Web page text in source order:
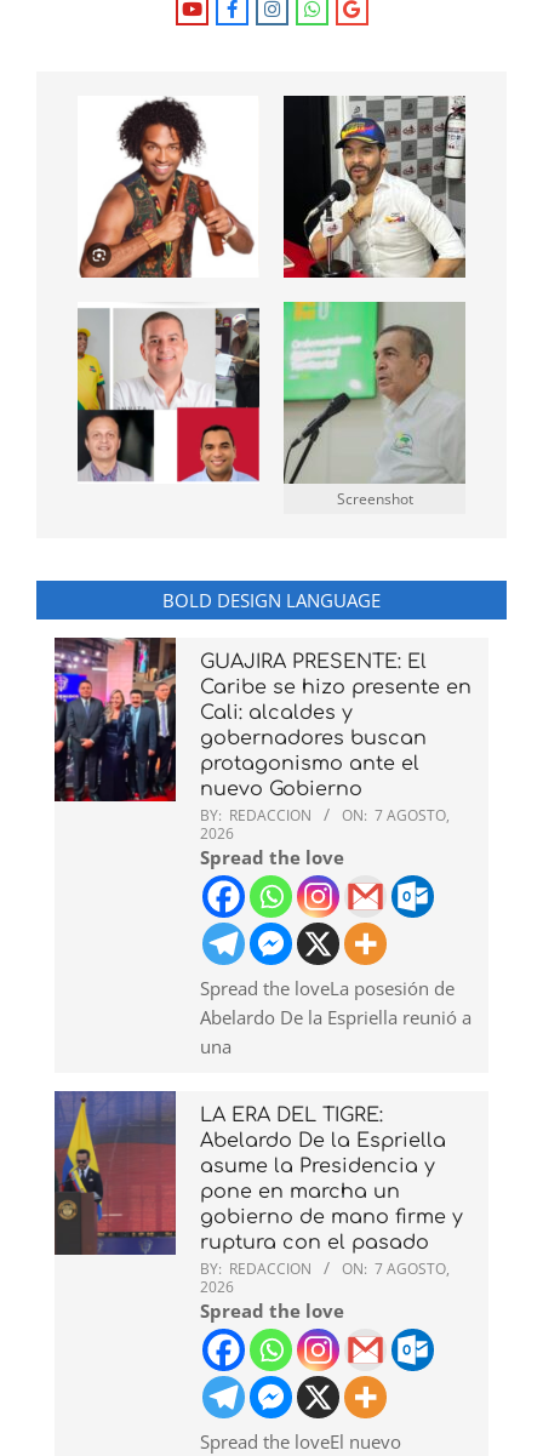
Screenshot
BOLD DESIGN LANGUAGE
GUAJIRA PRESENTE: El
Caribe se hizo presente en
Cali: alcaldes y
gobernadores buscan
protagonismo ante el
nuevo Gobierno
BY: REDACCION ON: 7 AGOSTO,
2026
Spread the love
Spread the loveLa posesión de
Abelardo De la Espriella reunió a
una
LA ERA DEL TIGRE:
Abelardo De la Espriella
asume la Presidencia y
pone en marcha un
gobierno de mano firme y
ruptura con el pasado
BY: REDACCION ON: 7 AGOSTO,
2026
Spread the love
Spread the loveEl nuevo